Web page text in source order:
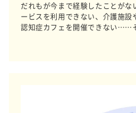
だれもが今まで経験したことが
ービスを利用できない、介護施設
認知症カフェを開催できない……
す。人とつながりを保ち、心の